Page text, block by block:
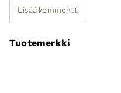
Lisää kommentti
Tuotemerkki